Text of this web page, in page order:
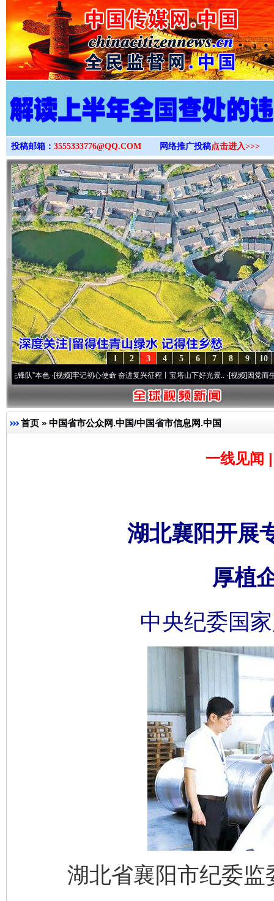
>
投稿邮箱： 3555333776@QQ.COM 网络推广投稿点击进入>>>
10
9
8
7
6
5
4
3
2
1
·[视频]牢记初心使命 奋进复兴征程丨宝塔山下好光景..·[视频]因党而生 为党而战
首页 » 中国省市公众网.中国/中国省市信息网.中国
一线见闻
湖北襄阳开展
厚植
中央纪委国
湖北省襄阳市纪委监